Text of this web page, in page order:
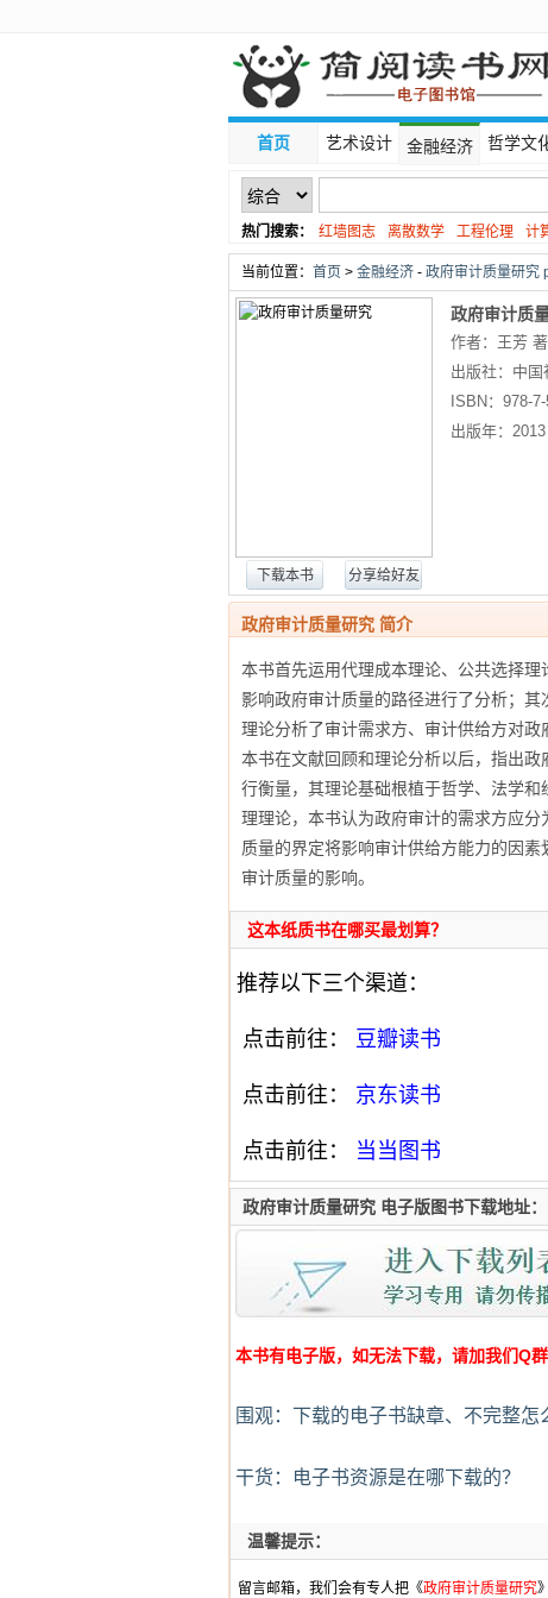
首页 艺术设计 金融经济 哲学文
热门搜索： 红墙图志 离散数学 工程伦理 计
线性代数
当前位置： 首页 > 金融经济 - 政府审计质量研究
下载本书 分享给好友
政府审计质
作者：王芳 著
出版社： 中国
ISBN： 978-
出版年： 2013
政府审计质量研究 简介
本书首先运用代理成本理论、公共选择
影响政府审计质量的路径进行了分析；
理论分析了审计需求方、审计供给方对政
本书在文献回顾和理论分析以后，指出
行衡量，其理论基础根植于哲学、法学
理理论，本书认为政府审计的需求方应
质量的界定将影响审计供给方能力的因
审计质量的影响。
这本纸质书在哪买最划算？
推荐以下三个渠道：
点击前往： 豆瓣读书
点击前往： 京东读书
点击前往： 当当图书
政府审计质量研究 电子版图书下载地址：
本书有电子版，如无法下载，请加我们Q
围观：下载的电子书缺章、不完整怎
干货：电子书资源是在哪下载的？
温馨提示：
留言邮箱，我们会有专人把《政府审计质量研究